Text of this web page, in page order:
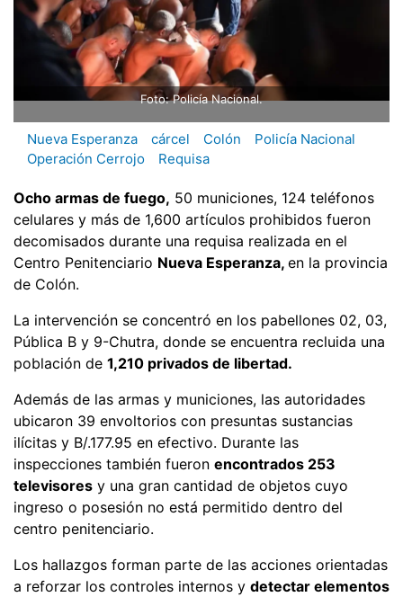
Foto: Policía Nacional.
Nueva Esperanza cárcel Colón
Policía Nacional
Operación Cerrojo
Requisa
Ocho armas de fuego, 50 municiones, 124 teléfonos
celulares y más de 1,600 artículos prohibidos fueron
decomisados durante una requisa realizada en el
Centro Penitenciario Nueva Esperanza, en la provincia
de Colón.
La intervención se concentró en los pabellones 02, 03,
Pública B y 9-Chutra, donde se encuentra recluida una
población de 1,210 privados de libertad.
Además de las armas y municiones, las autoridades
ubicaron 39 envoltorios con presuntas sustancias
ilícitas y B/.177.95 en efectivo. Durante las
inspecciones también fueron encontrados 253
televisores y una gran cantidad de objetos cuyo
ingreso o posesión no está permitido dentro del
centro penitenciario.
Los hallazgos forman parte de las acciones orientadas
a reforzar los controles internos y detectar elementos